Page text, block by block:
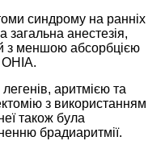
синдрому на ранніх
загальна анестезія,
з меншою абсорбцією
аритмією та
з використанням
також була
брадиаритмії.